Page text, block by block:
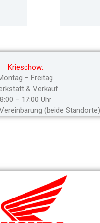
Krieschow:
– Freitag
& Verkauf
8:00 – 17:00 Uhr
(beide Standorte)